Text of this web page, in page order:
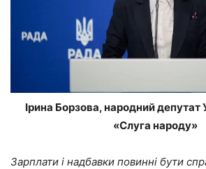
Ірина Борзова, народний депутат
«Слуга народу»
Зарплати і надбавки повинні бути